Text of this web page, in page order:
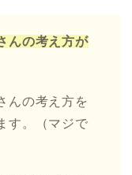
んの考え方が
んの考え方を
す。（マジで